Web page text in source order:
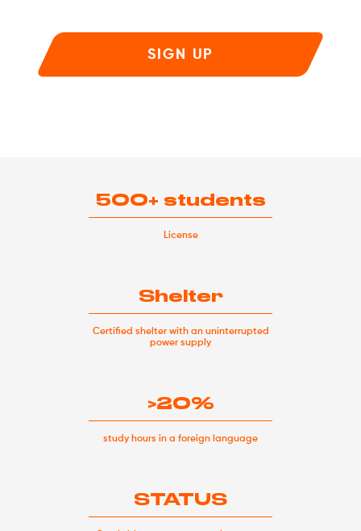
SIGN UP
500+ students
License
Shelter
Certified shelter with an uninterrupted
power supply
>20%
study hours in a foreign language
STATUS